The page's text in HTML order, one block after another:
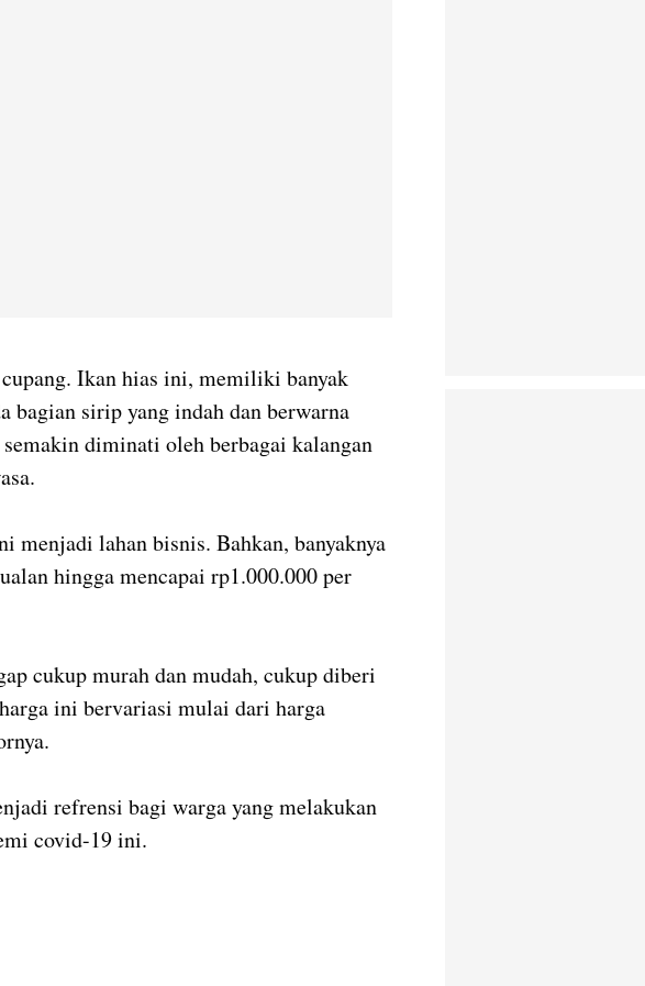
Ikan hias ini, memiliki banyak
bagian sirip yang indah dan berwarna
diminati oleh berbagai kalangan
menjadi lahan bisnis. Bahkan, banyaknya
hingga mencapai rp1.000.000 per
cukup murah dan mudah, cukup diberi
ini bervariasi mulai dari harga
refrensi bagi warga yang melakukan
covid-19 ini.